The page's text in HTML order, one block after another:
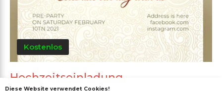
Kostenlos
Hochzeitseinladung
Diese Website verwendet Cookies!